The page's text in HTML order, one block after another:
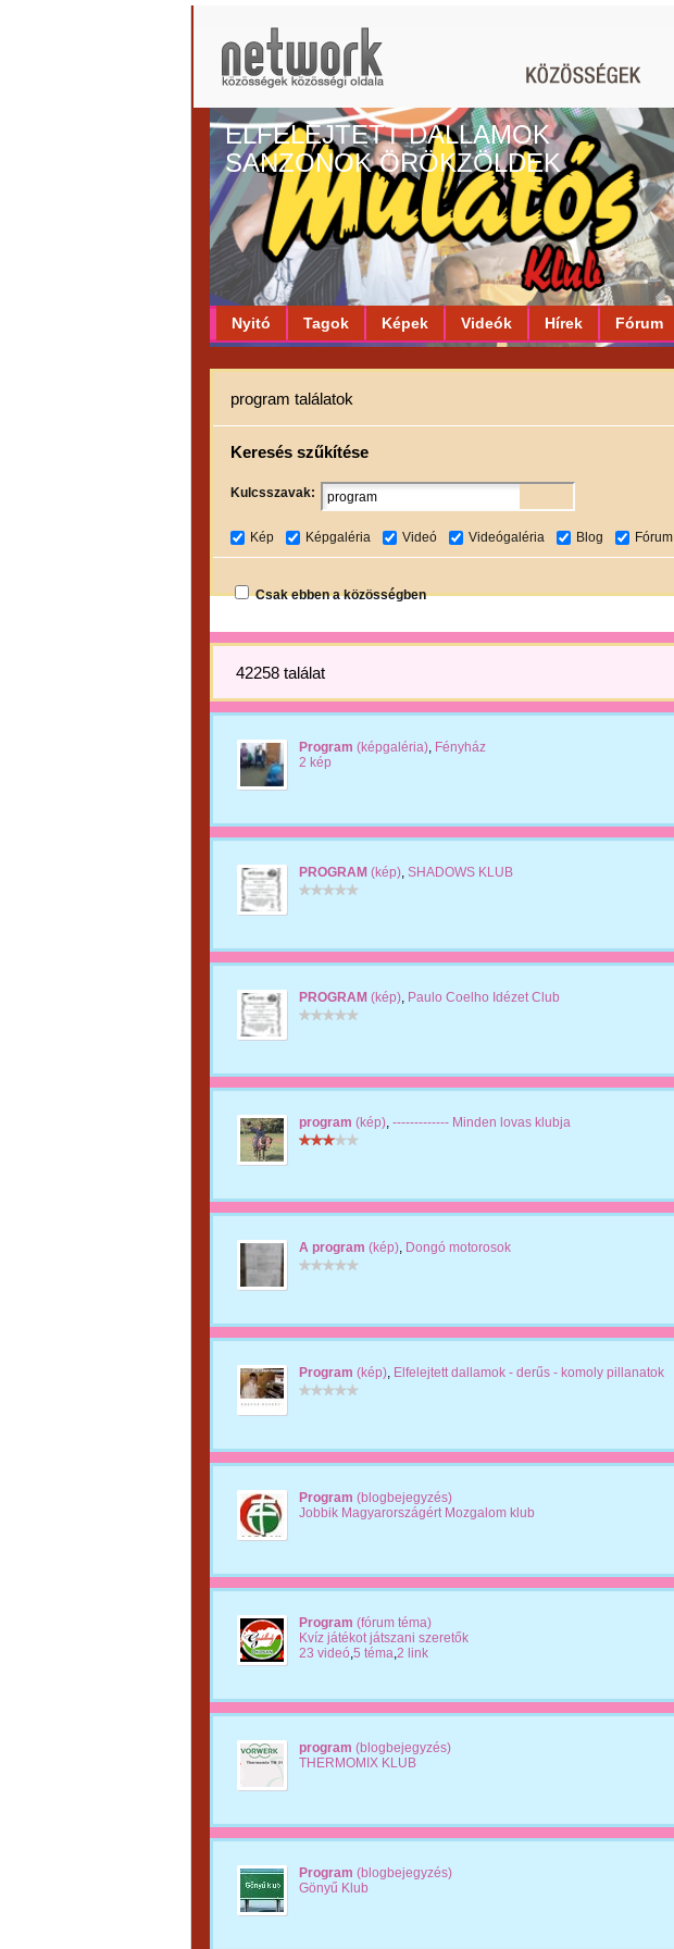
ELFELEJTETT DALLAMOK
SANZONOK ÖRÖKZÖLDEK
Nyitó Tagok Képek Videók Hírek Fórum
program találatok
Keresés szűkítése
Kulcsszavak:
Kép Képgaléria Videó Videógaléria Blog Fórum
Csak ebben a közösségben
42258 találat
Program (képgaléria), Fényház
2 kép
PROGRAM (kép), SHADOWS KLUB
PROGRAM (kép), Paulo Coelho Idézet Club
program (kép), ------------- Minden lovas klubja
A program (kép), Dongó motorosok
Program (kép), Elfelejtett dallamok - derűs - komoly pillanatok
Program (blogbejegyzés)
Jobbik Magyarországért Mozgalom klub
Program (fórum téma)
Kvíz játékot játszani szeretők
23 videó,5 téma,2 link
program (blogbejegyzés)
THERMOMIX KLUB
Program (blogbejegyzés)
Gönyű Klub